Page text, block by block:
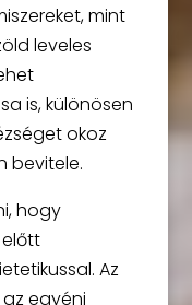
mint
leveles
is, különösen
okoz
bevitele.
hogy
Az
egyéni